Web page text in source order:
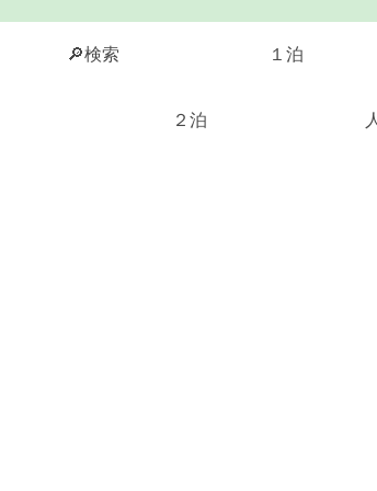
🔎検索 １泊
２泊